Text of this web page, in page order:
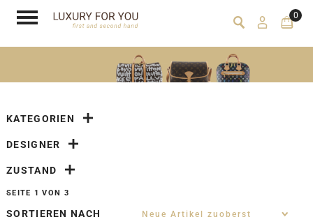
0
KATEGORIEN
DESIGNER
ZUSTAND
SEITE 1 VON 3
SORTIEREN NACH